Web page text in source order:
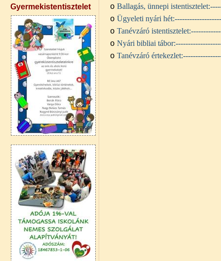
Gyermekistentisztelet o Ballagás, ünnepi istentisztelet:
o Ügyeleti nyári hét:
o Tanévzáró istentisztelet:
o Nyári bibliai tábor:
o Tanévzáró értekezlet: